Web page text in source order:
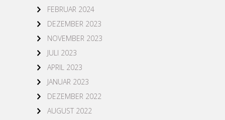
FEBRUAR 2024
DEZEMBER 2023
NOVEMBER 2023
JULI 2023
APRIL 2023
JANUAR 2023
DEZEMBER 2022
AUGUST 2022